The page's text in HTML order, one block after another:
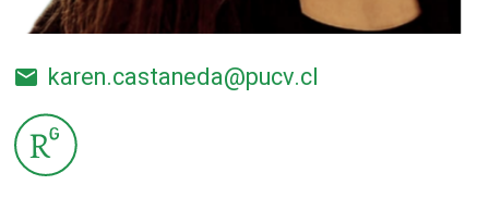
email karen.castaneda@pucv.cl